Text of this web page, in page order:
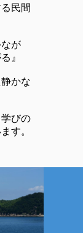
民間
が
』
かな
びの
す。